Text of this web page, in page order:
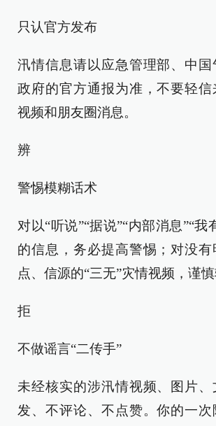
只认官方发布
汛情信息请以应急管理部、中
政府的官方通报为准，不要轻
视频和朋友圈消息。
辨
警惕模糊话术
对以“听说”“据说”“内部消息”“我
的信息，务必提高警惕；对没
点、信源的“三无”灾情视频，谨慎
拒
不做谣言“二传手”
未经核实的涉汛情视频、图片
发、不评论、不点赞。你的一